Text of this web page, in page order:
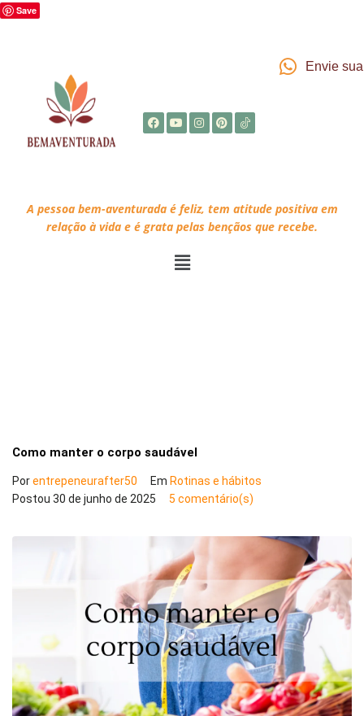
Save
Envie
A pessoa bem-aventurada é feliz, tem atitude positiva em
relação à vida e é grata pelas bençãos que recebe.
Como manter o corpo saudável
Porentrepeneurafter50 Em Rotinas e hábitos
Postou 30 de junho de 2025 5 comentário(s)